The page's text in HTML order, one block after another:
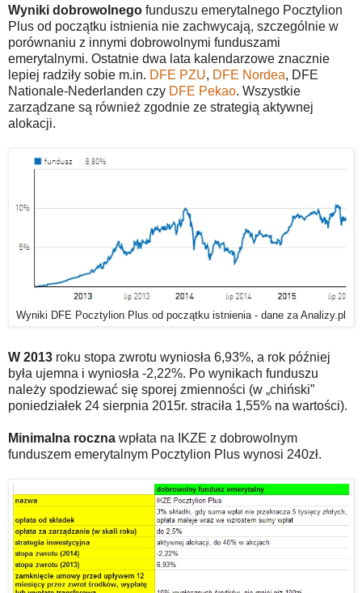
Wyniki dobrowolnego funduszu emerytalnego Pocztylion
Plus od początku istnienia nie zachwycają, szczególnie w
porównaniu z innymi dobrowolnymi funduszami
emerytalnymi. Ostatnie dwa lata kalendarzowe znacznie
lepiej radziły sobie m.in. DFE PZU, DFE Nordea, DFE
Nationale-Nederlanden czy DFE Pekao. Wszystkie
zarządzane są również zgodnie ze strategią aktywnej
alokacji.
Wyniki DFE Pocztylion Plus od początku istnienia - dane za Analizy.pl
W 2013 roku stopa zwrotu wyniosła 6,93%, a rok później
była ujemna i wyniosła -2,22%. Po wynikach funduszu
należy spodziewać się sporej zmienności (w „chiński”
poniedziałek 24 sierpnia 2015r. straciła 1,55% na wartości).
Minimalna roczna wpłata na IKZE z dobrowolnym
funduszem emerytalnym Pocztylion Plus wynosi 240zł.